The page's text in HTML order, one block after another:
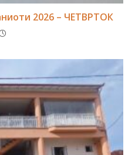
2026 – ЧЕТВРТОК